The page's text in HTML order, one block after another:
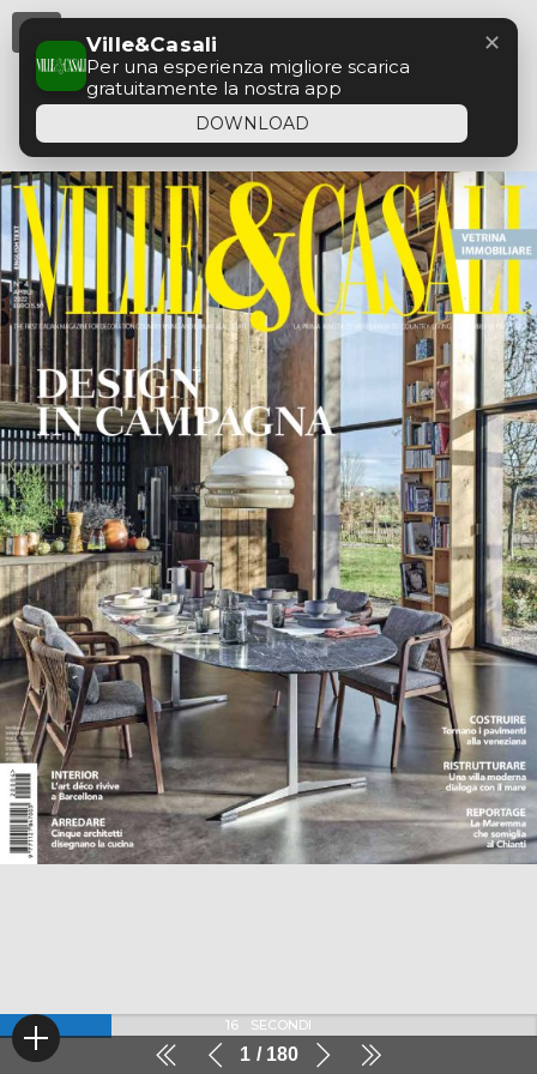
1 180
16 SECONDI
Ville&Casali
Per una esperienza migliore scarica
gratuitamente la nostra app
DOWNLOAD
✕
Menu